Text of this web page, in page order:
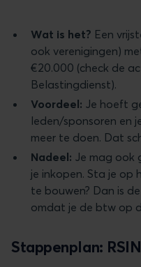
Wat is het? Een
ook verenigingen)
€20.000 (check de
Belastingdienst).
Voordeel: Je hoeft
leden/sponsoren en
meer te doen. Dat
Nadeel: Je mag ook
je inkopen. Sta je op
te bouwen? Dan is
omdat je de btw op
Stappenplan: